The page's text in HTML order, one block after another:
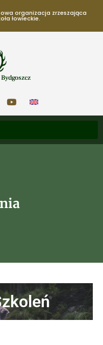
organizacja zrzeszająca
łowieckie.